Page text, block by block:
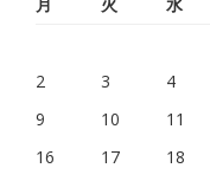
2
3 4
9
10 11
16
17 18